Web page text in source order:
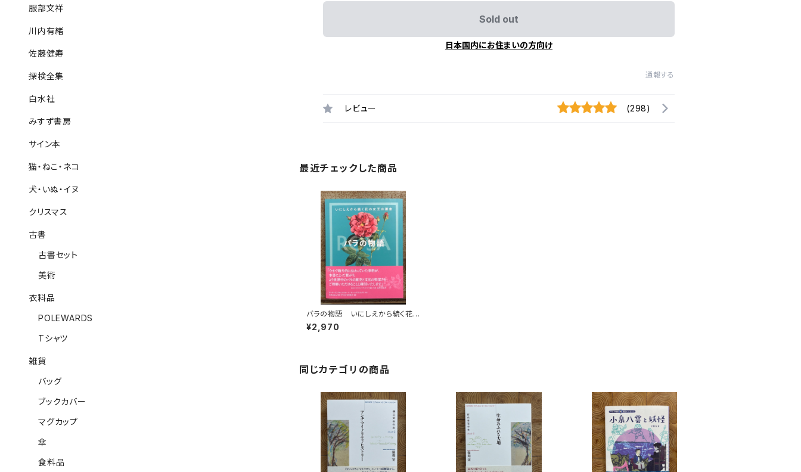
Sold out
日本国内にお住まいの方向け
通報する
レビュー (298)
最近チェックした商品
バラの物語 いにしえから続く花
の女王の運命
¥2,970
同じカテゴリの商品
服部文祥
川内有緒
佐藤健寿
探検全集
白水社
みすず書房
サイン本
猫・ねこ・ネコ
犬・いぬ・イヌ
クリスマス
古書
古書セット
美術
衣料品
POLEWARDS
Tシャツ
雑貨
バッグ
ブックカバー
マグカップ
傘
食料品